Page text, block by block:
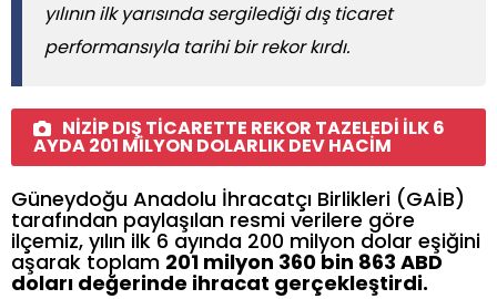
yılının ilk yarısında sergilediği dış ticaret
performansıyla tarihi bir rekor kırdı.
NİZİP DIŞ TİCARETTE REKOR TAZELEDİ İLK 6
AYDA 201 MİLYON DOLARLIK DEV HACİM
Güneydoğu Anadolu İhracatçı Birlikleri (GAİB)
tarafından paylaşılan resmi verilere göre
ilçemiz, yılın ilk 6 ayında 200 milyon dolar eşiğini
aşarak toplam 201 milyon 360 bin 863 ABD
doları değerinde ihracat gerçekleştirdi.